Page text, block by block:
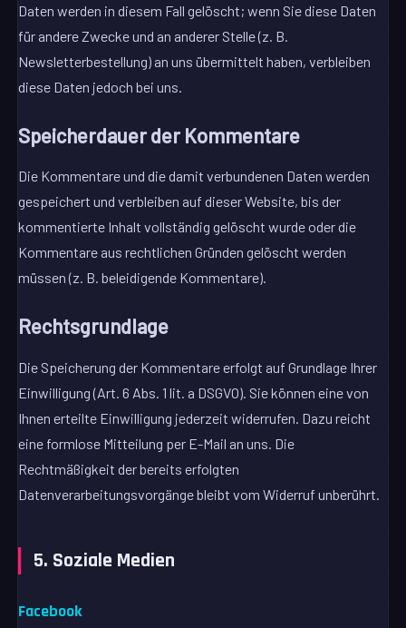
Daten werden in diesem Fall gelöscht; wenn Sie diese Daten
für andere Zwecke und an anderer Stelle (z. B.
Newsletterbestellung) an uns übermittelt haben, verbleiben
diese Daten jedoch bei uns.
Speicherdauer der Kommentare
Die Kommentare und die damit verbundenen Daten werden
gespeichert und verbleiben auf dieser Website, bis der
kommentierte Inhalt vollständig gelöscht wurde oder die
Kommentare aus rechtlichen Gründen gelöscht werden
müssen (z. B. beleidigende Kommentare).
Rechtsgrundlage
Die Speicherung der Kommentare erfolgt auf Grundlage Ihrer
Einwilligung (Art. 6 Abs. 1 lit. a DSGVO). Sie können eine von
Ihnen erteilte Einwilligung jederzeit widerrufen. Dazu reicht
eine formlose Mitteilung per E-Mail an uns. Die
Rechtmäßigkeit der bereits erfolgten
Datenverarbeitungsvorgänge bleibt vom Widerruf unberührt.
5. Soziale Medien
Facebook